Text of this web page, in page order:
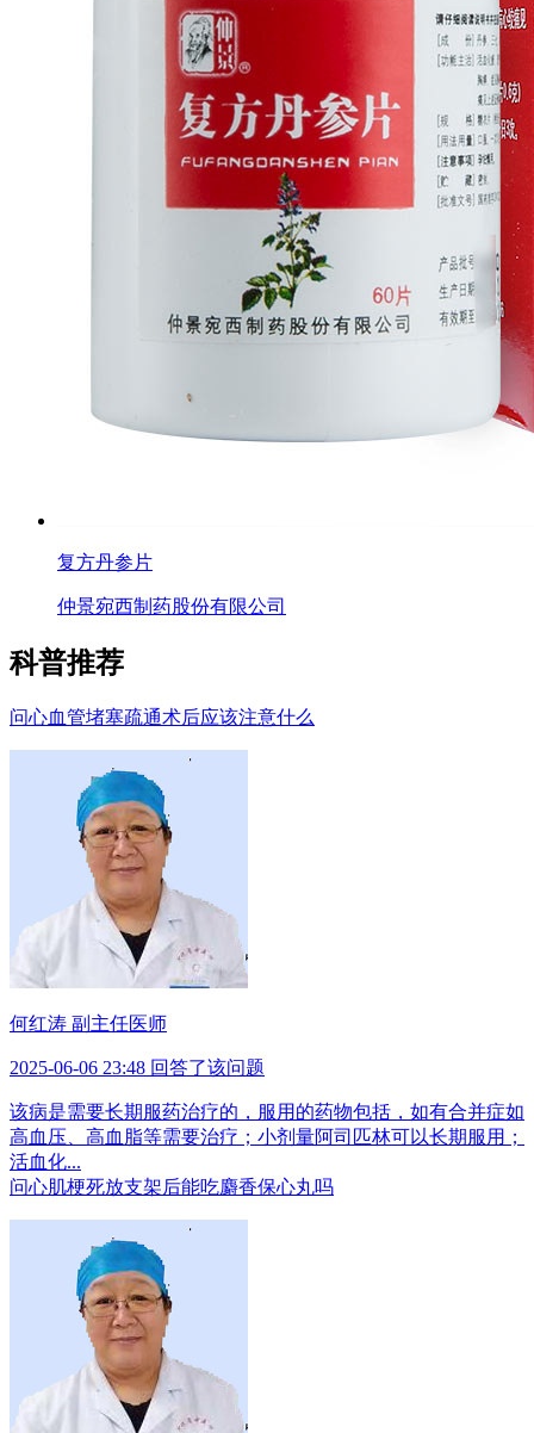
复方丹参片
仲景宛西制药股份有限公司
科普推荐
问心血管堵塞疏通术后应该注意什么
何红涛 副主任医师
2025-06-06 23:48 回答了该问题
该病是需要长期服药治疗的，服用的药物包括，如有合并症如
高血压、高血脂等需要治疗；小剂量阿司匹林可以长期服用；
活血化...
问心肌梗死放支架后能吃麝香保心丸吗